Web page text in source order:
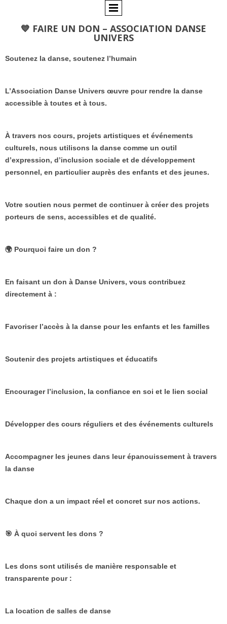
💙 FAIRE UN DON – ASSOCIATION DANSE
UNIVERS
Soutenez la danse, soutenez l’humain
L’Association Danse Univers œuvre pour rendre la danse
accessible à toutes et à tous.
À travers nos cours, projets artistiques et événements
culturels, nous utilisons la danse comme un outil
d’expression, d’inclusion sociale et de développement
personnel, en particulier auprès des enfants et des jeunes.
Votre soutien nous permet de continuer à créer des projets
porteurs de sens, accessibles et de qualité.
🌍 Pourquoi faire un don ?
En faisant un don à Danse Univers, vous contribuez
directement à :
Favoriser l’accès à la danse pour les enfants et les familles
Soutenir des projets artistiques et éducatifs
Encourager l’inclusion, la confiance en soi et le lien social
Développer des cours réguliers et des événements culturels
Accompagner les jeunes dans leur épanouissement à travers
la danse
Chaque don a un impact réel et concret sur nos actions.
🎯 À quoi servent les dons ?
Les dons sont utilisés de manière responsable et
transparente pour :
La location de salles de danse